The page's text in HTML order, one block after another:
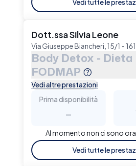
Vedi tutte le
Dott.ssa Silvia Leone
Via Giuseppe Biancheri, 15/1 -
Body Detox - Dieta
FODMAP
Vedi altre prestazioni
Prima disponibilità
-
Al momento non ci sono
Vedi tutte le